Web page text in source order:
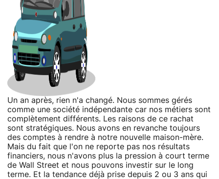
Un an après, rien n'a changé. Nous sommes gérés
comme une société indépendante car nos métiers sont
complètement différents. Les raisons de ce rachat
sont stratégiques. Nous avons en revanche toujours
des comptes à rendre à notre nouvelle maison-mère.
Mais du fait que l'on ne reporte pas nos résultats
financiers, nous n'avons plus la pression à court terme
de Wall Street et nous pouvons investir sur le long
terme. Et la tendance déjà prise depuis 2 ou 3 ans qui